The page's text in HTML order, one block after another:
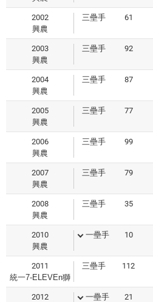
2002
興農
三壘手 61
2003
興農
三壘手 92
2004
興農
三壘手 87
2005
興農
三壘手 77
2006
興農
三壘手 99
2007
興農
三壘手 79
2008
興農
三壘手 35
2010
興農
一壘手 10
2011
統一7-ELEVEn獅
三壘手 112
2012 一壘手 21